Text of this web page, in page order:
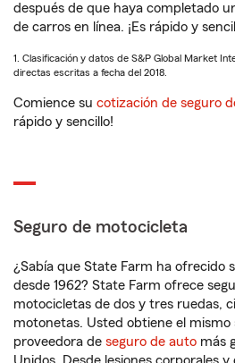
después de que haya completado
de carros en línea. ¡Es rápido y
1. Clasificación y datos de S&P Global Market
directas escritas a fecha del 2018.
Comience su cotización de seguro
rápido y sencillo!
Seguro de motocicleta
¿Sabía que State Farm ha ofrecido
desde 1962? State Farm ofrece
motocicletas de dos y tres ruedas,
motonetas. Usted obtiene el mismo
proveedora de seguro de auto más